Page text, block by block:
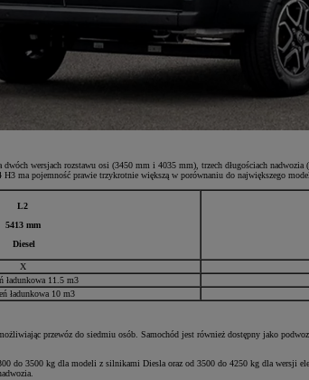
wersjach rozstawu osi (3450 mm i 4035 mm), trzech długościach
ma pojemność prawie trzykrotnie większą w porównaniu do największego
L2
5413 mm
Diesel
X
ładunkowa 11.5 m3
ładunkowa 10 m3
przewóz do siedmiu osób. Samochód jest również dostępny jako
do 3500 kg dla modeli z silnikami Diesla oraz od 3500 do 4250 kg dla wersji